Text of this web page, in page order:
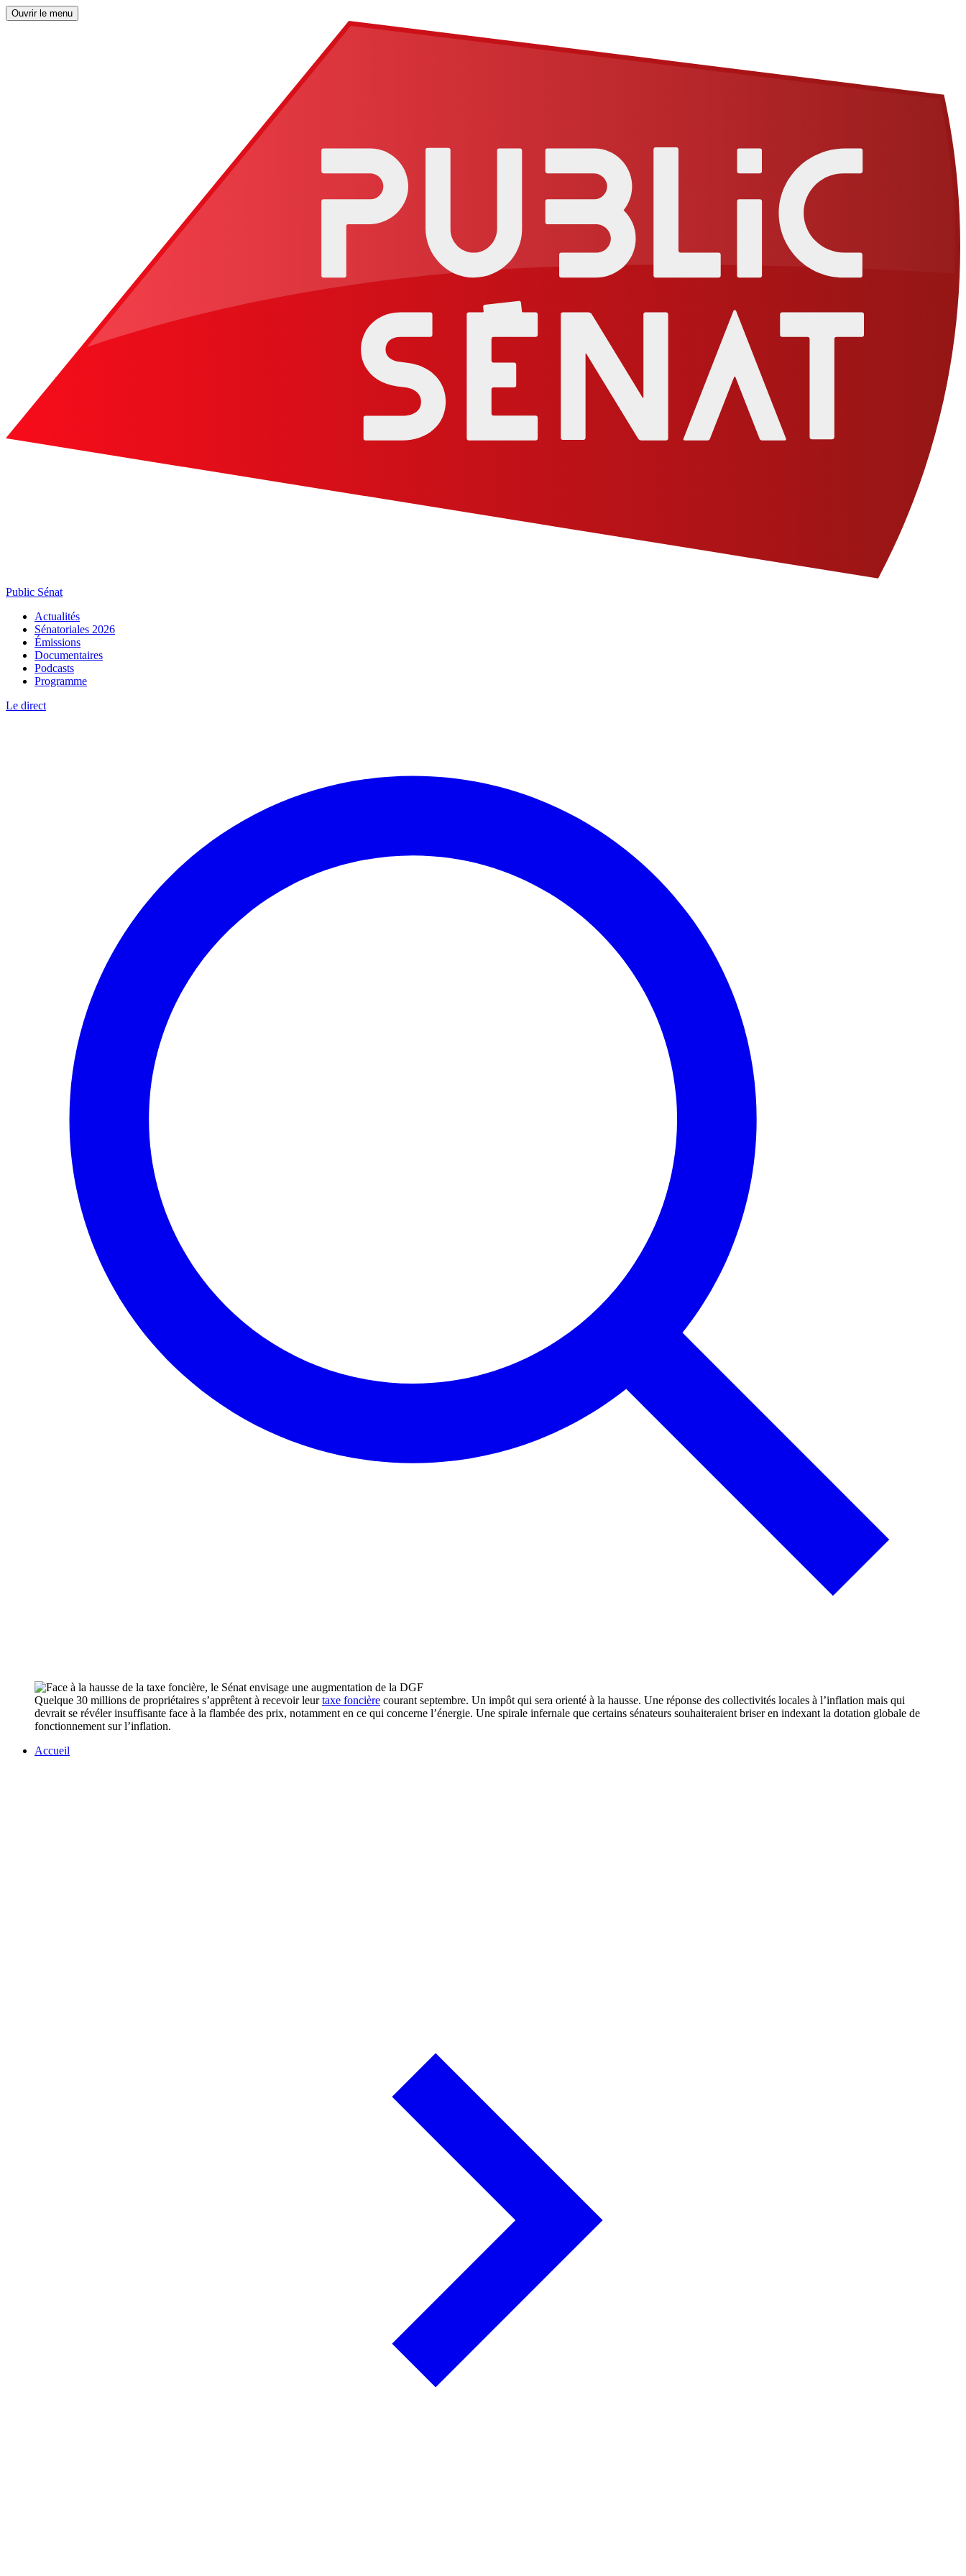
Ouvrir le menu
Public Sénat
Actualités
Sénatoriales 2026
Émissions
Documentaires
Podcasts
Programme
Le direct
Quelque 30 millions de propriétaires s’apprêtent à recevoir leurtaxe foncière courant septembre. Un impôt qui sera orienté à la hausse. Une réponse des collectivités locales à l’inflation mais qui
devrait se révéler insuffisante face à la flambée des prix, notamment en ce qui concerne l’énergie. Une spirale infernale que certains sénateurs souhaiteraient briser en indexant la dotation globale de
fonctionnement sur l’inflation.
Accueil